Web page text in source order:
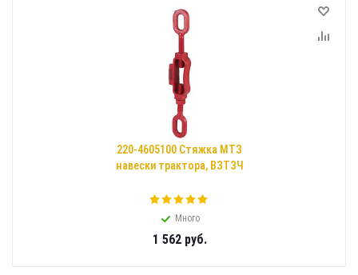
220-4605100 Стяжка МТЗ
навески трактора, ВЗТЗЧ
Много
1 562руб.